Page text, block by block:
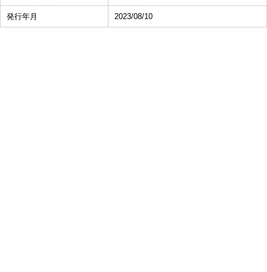
発行年月 2023/08/10